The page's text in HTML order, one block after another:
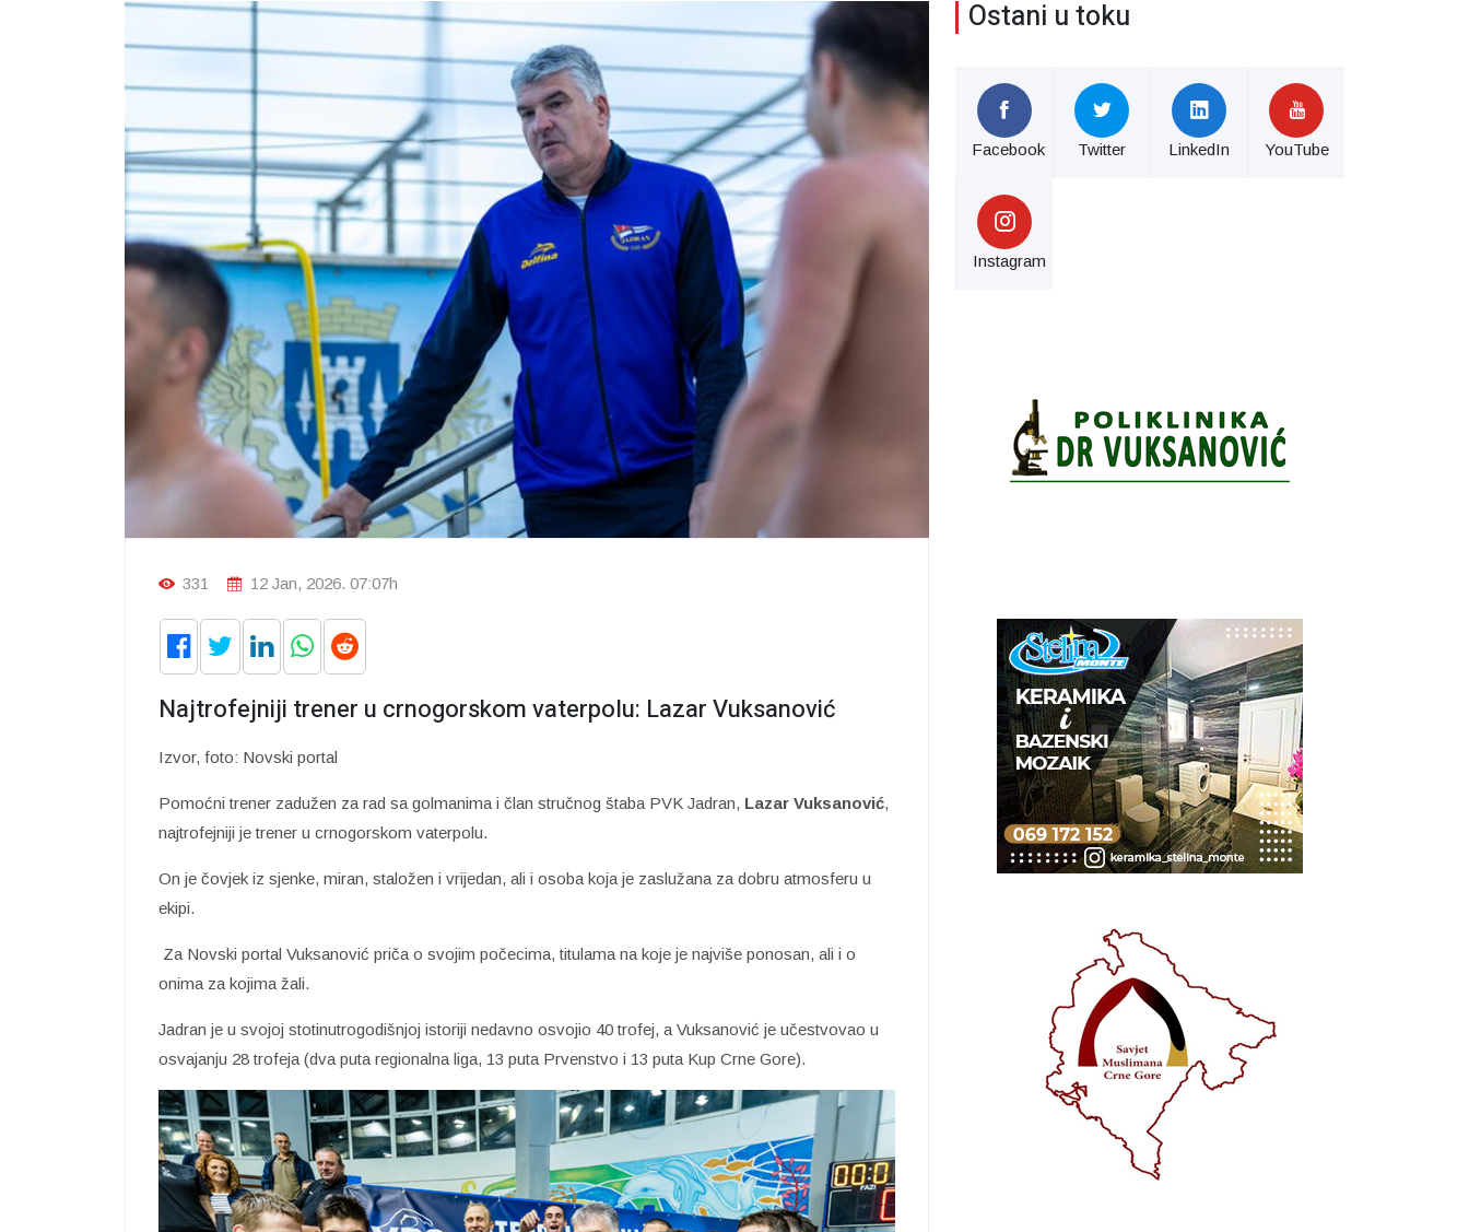
331 12 Jan, 2026. 07:07h
Najtrofejniji trener u crnogorskom vaterpolu: Lazar Vuksanović
Izvor, foto: Novski portal
Pomoćni trener zadužen za rad sa golmanima i član stručnog štaba PVK Jadran, Lazar Vuksanović,
najtrofejniji je trener u crnogorskom vaterpolu.
On je čovjek iz sjenke, miran, staložen i vrijedan, ali i osoba koja je zaslužana za dobru atmosferu u
ekipi.
Za Novski portal Vuksanović priča o svojim počecima, titulama na koje je najviše ponosan, ali i o
onima za kojima žali.
Jadran je u svojoj stotinutrogodišnjoj istoriji nedavno osvojio 40 trofej, a Vuksanović je učestvovao u
osvajanju 28 trofeja (dva puta regionalna liga, 13 puta Prvenstvo i 13 puta Kup Crne Gore).
Ostani u toku
Facebook Twitter LinkedIn YouTube
Instagram